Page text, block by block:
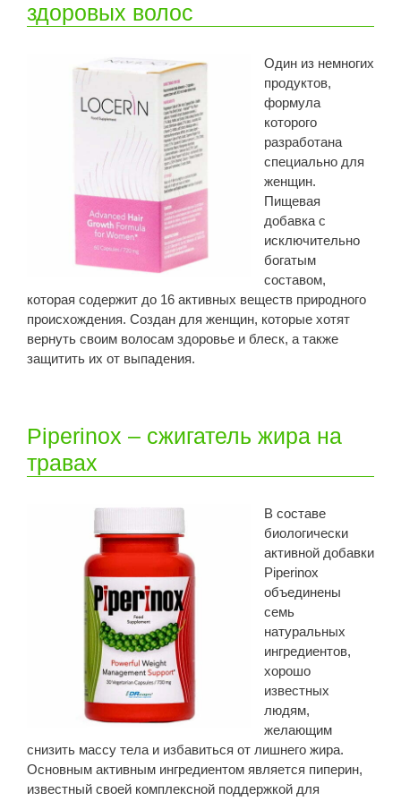
здоровых волос
Один из немногих
продуктов,
формула
которого
разработана
специально для
женщин.
Пищевая
добавка с
исключительно
богатым
составом,
которая содержит до 16 активных веществ природного
происхождения. Создан для женщин, которые хотят
вернуть своим волосам здоровье и блеск, а также
защитить их от выпадения.
Piperinox – сжигатель жира на
травах
В составе
биологически
активной добавки
Piperinox
объединены
семь
натуральных
ингредиентов,
хорошо
известных
людям,
желающим
снизить массу тела и избавиться от лишнего жира.
Основным активным ингредиентом является пиперин,
известный своей комплексной поддержкой для